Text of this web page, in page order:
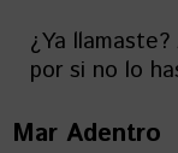
¿Ya
por si no lo
Mar Adentro